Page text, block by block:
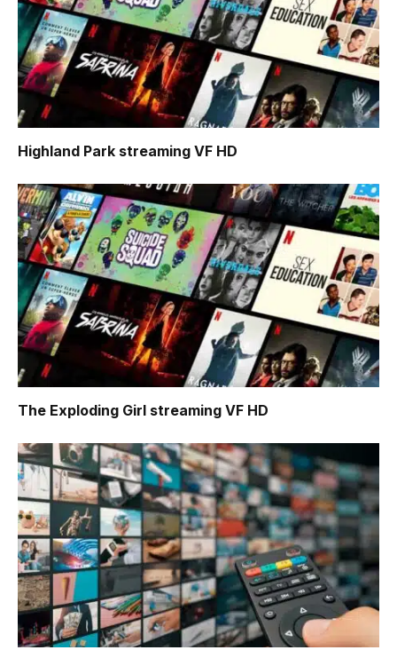
Highland Park streaming VF HD
The Exploding Girl streaming VF HD